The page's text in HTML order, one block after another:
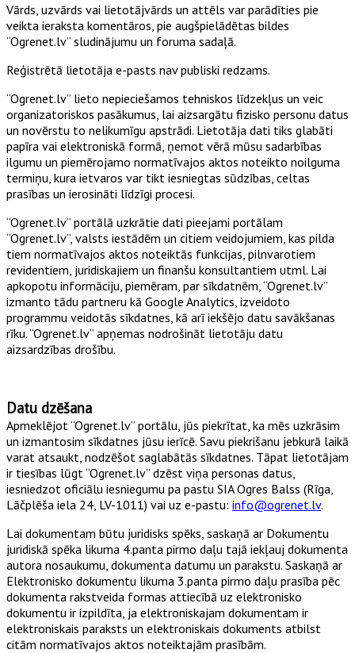
Vārds, uzvārds vai lietotājvārds un attēls var parādīties pie
veikta ieraksta komentāros, pie augšpielādētas bildes
“Ogrenet.lv” sludinājumu un foruma sadaļā.
Reģistrētā lietotāja e-pasts nav publiski redzams.
“Ogrenet.lv” lieto nepieciešamos tehniskos līdzekļus un veic
organizatoriskos pasākumus, lai aizsargātu fizisko personu datus
un novērstu to nelikumīgu apstrādi. Lietotāja dati tiks glabāti
papīra vai elektroniskā formā, ņemot vērā mūsu sadarbības
ilgumu un piemērojamo normatīvajos aktos noteikto noilguma
termiņu, kura ietvaros var tikt iesniegtas sūdzības, celtas
prasības un ierosināti līdzīgi procesi.
“Ogrenet.lv” portālā uzkrātie dati pieejami portālam
“Ogrenet.lv”, valsts iestādēm un citiem veidojumiem, kas pilda
tiem normatīvajos aktos noteiktās funkcijas, pilnvarotiem
revidentiem, juridiskajiem un finanšu konsultantiem utml. Lai
apkopotu informāciju, piemēram, par sīkdatnēm, “Ogrenet.lv”
izmanto tādu partneru kā Google Analytics, izveidoto
programmu veidotās sīkdatnes, kā arī iekšējo datu savākšanas
rīku. “Ogrenet.lv” apņemas nodrošināt lietotāju datu
aizsardzības drošību.
Datu dzēšana
Apmeklējot “Ogrenet.lv” portālu, jūs piekrītat, ka mēs uzkrāsim
un izmantosim sīkdatnes jūsu ierīcē. Savu piekrišanu jebkurā laikā
varat atsaukt, nodzēšot saglabātās sīkdatnes. Tāpat lietotājam
ir tiesības lūgt “Ogrenet.lv” dzēst viņa personas datus,
iesniedzot oficiālu iesniegumu pa pastu SIA Ogres Balss (Rīga,
Lāčplēša iela 24, LV-1011) vai uz e-pastu: info@ogrenet.lv.
Lai dokumentam būtu juridisks spēks, saskaņā ar Dokumentu
juridiskā spēka likuma 4.panta pirmo daļu tajā iekļauj dokumenta
autora nosaukumu, dokumenta datumu un parakstu. Saskaņā ar
Elektronisko dokumentu likuma 3.panta pirmo daļu prasība pēc
dokumenta rakstveida formas attiecībā uz elektronisko
dokumentu ir izpildīta, ja elektroniskajam dokumentam ir
elektroniskais paraksts un elektroniskais dokuments atbilst
citām normatīvajos aktos noteiktajām prasībām.